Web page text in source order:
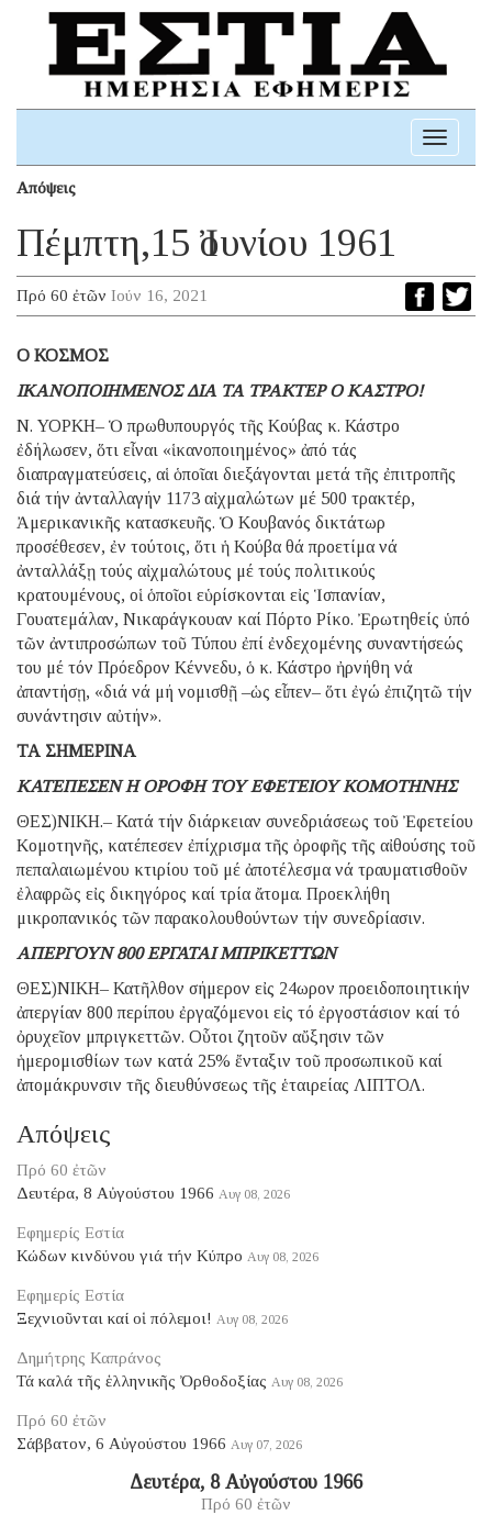
Toggle
Απόψεις
Πέμπτη,15 Ἰουνίου 1961
Πρό 60 ἐτῶν Ιούν 16, 2021
Ο ΚΟΣΜΟΣ
ΙΚΑΝΟΠΟΙΗΜΕΝΟΣ ΔΙΑ ΤΑ ΤΡΑΚΤΕΡ Ο ΚΑΣΤΡΟ!
Ν. ΥΟΡΚΗ– Ὁ πρωθυπουργός τῆς Κούβας κ. Κάστρο
ἐδήλωσεν, ὅτι εἶναι «ἱκανοποιημένος» ἀπό τάς
διαπραγματεύσεις, αἱ ὁποῖαι διεξάγονται μετά τῆς ἐπιτροπῆς
διά τήν ἀνταλλαγήν 1173 αἰχμαλώτων μέ 500 τρακτέρ,
Ἀμερικανικῆς κατασκευῆς. Ὁ Κουβανός δικτάτωρ
προσέθεσεν, ἐν τούτοις, ὅτι ἡ Κούβα θά προετίμα νά
ἀνταλλάξῃ τούς αἰχμαλώτους μέ τούς πολιτικούς
κρατουμένους, οἱ ὁποῖοι εὑρίσκονται εἰς Ἱσπανίαν,
Γουατεμάλαν, Νικαράγκουαν καί Πόρτο Ρίκο. Ἐρωτηθείς ὑπό
τῶν ἀντιπροσώπων τοῦ Τύπου ἐπί ἐνδεχομένης συναντήσεώς
του μέ τόν Πρόεδρον Κέννεδυ, ὁ κ. Κάστρο ἠρνήθη νά
ἀπαντήσῃ, «διά νά μή νομισθῇ –ὡς εἶπεν– ὅτι ἐγώ ἐπιζητῶ τήν
συνάντησιν αὐτήν».
ΤΑ ΣΗΜΕΡΙΝΑ
ΚΑΤΕΠΕΣΕΝ Η ΟΡΟΦΗ ΤΟΥ ΕΦΕΤΕΙΟΥ ΚΟΜΟΤΗΝΗΣ
ΘΕΣ)ΝΙΚΗ.– Κατά τήν διάρκειαν συνεδριάσεως τοῦ Ἐφετείου
Κομοτηνῆς, κατέπεσεν ἐπίχρισμα τῆς ὀροφῆς τῆς αἰθούσης τοῦ
πεπαλαιωμένου κτιρίου τοῦ μέ ἀποτέλεσμα νά τραυματισθοῦν
ἐλαφρῶς εἰς δικηγόρος καί τρία ἄτομα. Προεκλήθη
μικροπανικός τῶν παρακολουθούντων τήν συνεδρίασιν.
ΑΠΕΡΓΟΥΝ 800 ΕΡΓΑΤΑΙ ΜΠΡΙΚΕΤΤΩΝ
ΘΕΣ)ΝΙΚΗ– Κατῆλθον σήμερον εἰς 24ωρον προειδοποιητικήν
ἀπεργίαν 800 περίπου ἐργαζόμενοι εἰς τό ἐργοστάσιον καί τό
ὀρυχεῖον μπριγκεττῶν. Οὗτοι ζητοῦν αὔξησιν τῶν
ἡμερομισθίων των κατά 25% ἔνταξιν τοῦ προσωπικοῦ καί
ἀπομάκρυνσιν τῆς διευθύνσεως τῆς ἑταιρείας ΛΙΠΤΟΛ.
Απόψεις
Πρό 60 ἐτῶν
Δευτέρα, 8 Αὐγούστου 1966 Αυγ 08, 2026
Εφημερίς Εστία
Κώδων κινδύνου γιά τήν Κύπρο Αυγ 08, 2026
Εφημερίς Εστία
Ξεχνιοῦνται καί οἱ πόλεμοι! Αυγ 08, 2026
Δημήτρης Καπράνος
Τά καλά τῆς ἑλληνικῆς Ὀρθοδοξίας Αυγ 08, 2026
Πρό 60 ἐτῶν
Σάββατον, 6 Αὐγούστου 1966 Αυγ 07, 2026
Δευτέρα, 8 Αὐγούστου 1966
Πρό 60 ἐτῶν